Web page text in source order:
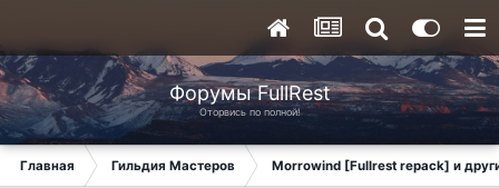
Форумы FullRest
Оторвись по полной!
Главная Гильдия Мастеров Morrowind [Fullrest repack] и